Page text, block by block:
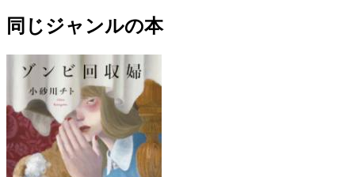
同じジャンルの本